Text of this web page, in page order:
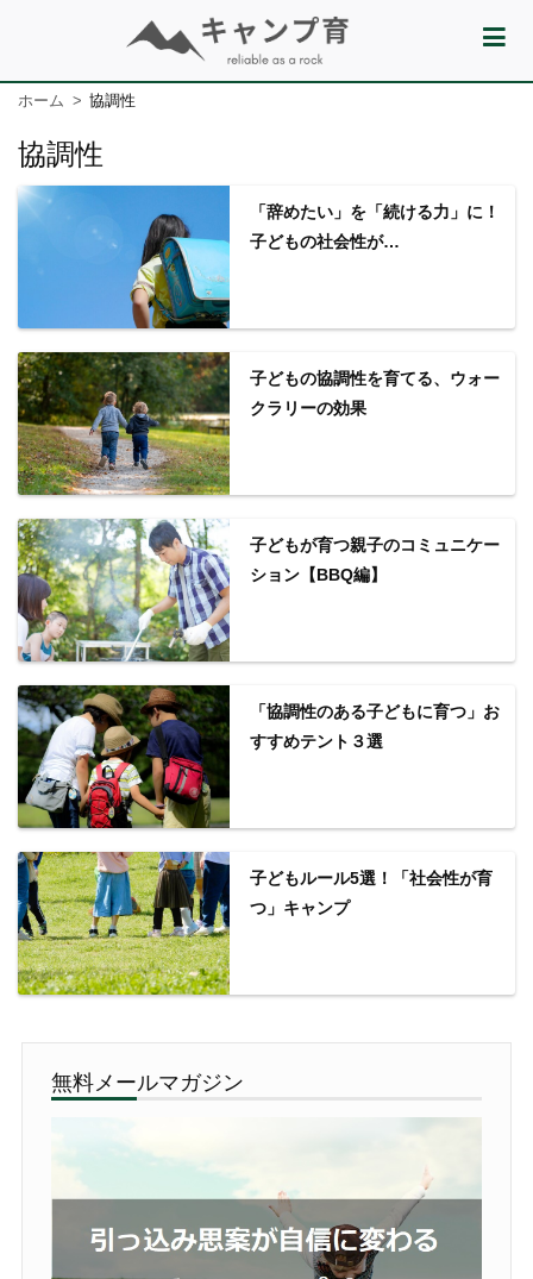
ホーム 協調性
協調性
「辞めたい」を「続ける力」に！
子どもの社会性が…
子どもの協調性を育てる、ウォー
クラリーの効果
子どもが育つ親子のコミュニケー
ション【BBQ編】
「協調性のある子どもに育つ」お
すすめテント３選
子どもルール5選！「社会性が育
つ」キャンプ
無料メールマガジン